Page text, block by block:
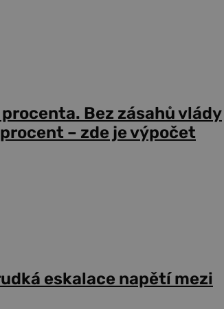
Bez zásahů vlády
– zde je výpočet
eskalace napětí mezi